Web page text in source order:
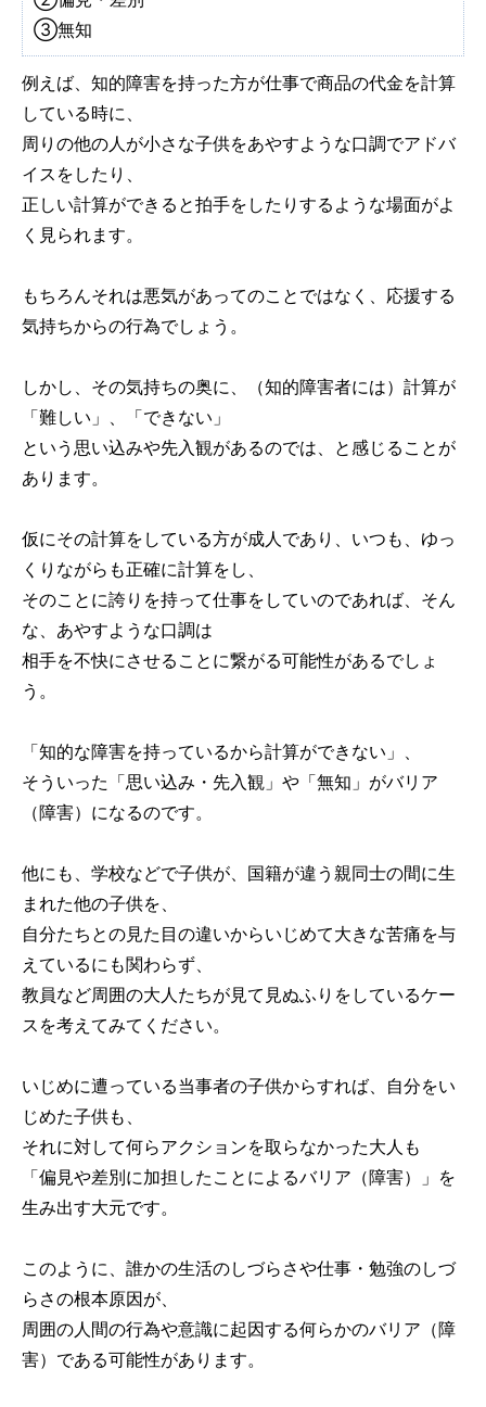
③無知
例えば、知的障害を持った方が仕事で商品の代金を計算
している時に、
周りの他の人が小さな子供をあやすような口調でアドバ
イスをしたり、
正しい計算ができると拍手をしたりするような場面がよ
く見られます。
もちろんそれは悪気があってのことではなく、応援する
気持ちからの行為でしょう。
しかし、その気持ちの奥に、（知的障害者には）計算が
「難しい」、「できない」
という思い込みや先入観があるのでは、と感じることが
あります。
仮にその計算をしている方が成人であり、いつも、ゆっ
くりながらも正確に計算をし、
そのことに誇りを持って仕事をしていのであれば、そん
な、あやすような口調は
相手を不快にさせることに繋がる可能性があるでしょ
う。
「知的な障害を持っているから計算ができない」、
そういった「思い込み・先入観」や「無知」がバリア
（障害）になるのです。
他にも、学校などで子供が、国籍が違う親同士の間に生
まれた他の子供を、
自分たちとの見た目の違いからいじめて大きな苦痛を与
えているにも関わらず、
教員など周囲の大人たちが見て見ぬふりをしているケー
スを考えてみてください。
いじめに遭っている当事者の子供からすれば、自分をい
じめた子供も、
それに対して何らアクションを取らなかった大人も
「偏見や差別に加担したことによるバリア（障害）」を
生み出す大元です。
このように、誰かの生活のしづらさや仕事・勉強のしづ
らさの根本原因が、
周囲の人間の行為や意識に起因する何らかのバリア（障
害）である可能性があります。